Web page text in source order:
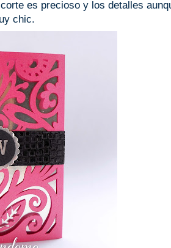
es precioso y los detalles
chic.